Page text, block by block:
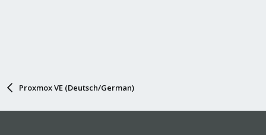
Proxmox VE (Deutsch/German)